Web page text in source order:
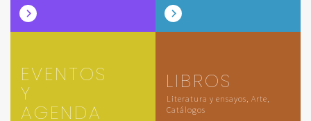
EVENTOS
Y
AGENDA
LIBROS
Literatura y ensayos, Arte,
Catálogos